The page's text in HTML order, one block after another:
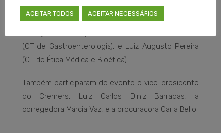
nome dos demais membros das 54 Câmaras
Técnicas: Nilton Tabajara Herter (CT de Cirurgia de
(CT de Gastroenterologia), e Luiz Augusto Pereira
(CT de Ética Médica e Bioética).
Também participaram do evento o vice-presidente
do Cremers, Luiz Carlos Diniz Barradas, a
corregedora Márcia Vaz, e a procuradora Carla Bello.
ACEITAR TODOS ACEITAR NECESSÁRIOS